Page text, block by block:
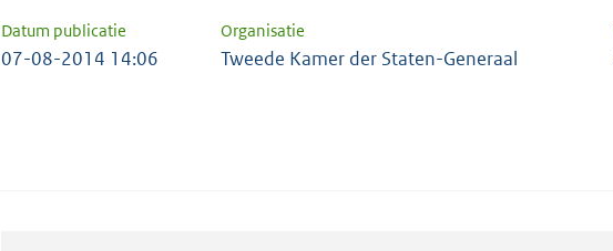
Datum publicatie Organisatie
07-08-2014 14:06 Tweede Kamer der Staten-Generaal